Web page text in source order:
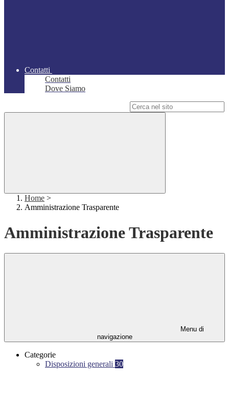
Contatti
Contatti
Dove Siamo
Home >
Amministrazione Trasparente
Amministrazione Trasparente
Menu di
navigazione
Categorie
Disposizioni generali 30